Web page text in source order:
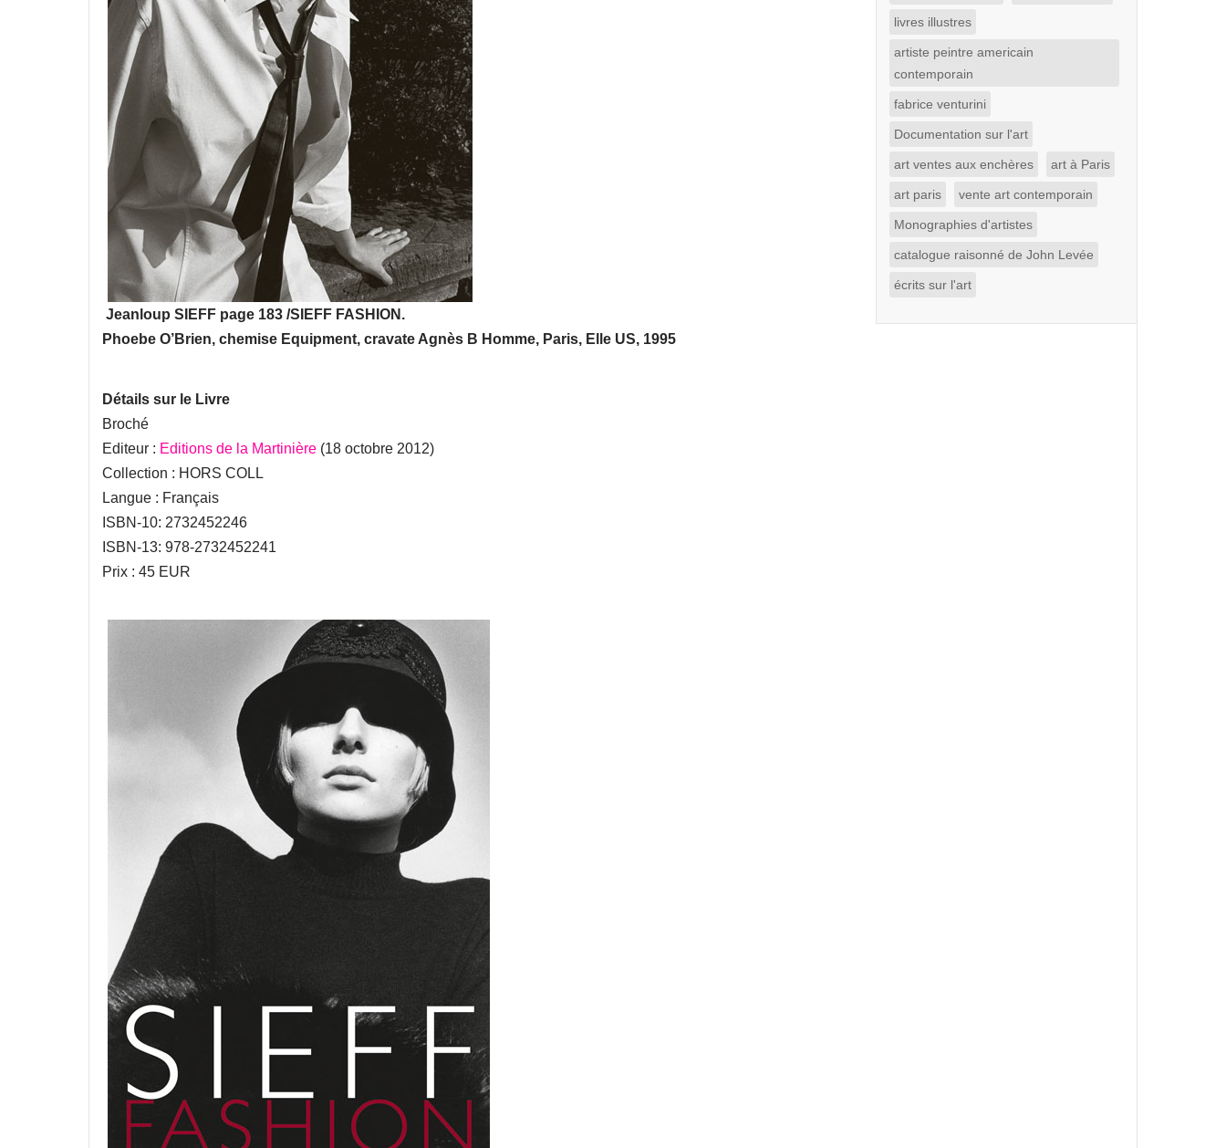
Jeanloup SIEFF page 183 /SIEFF FASHION.
Phoebe O’Brien, chemise Equipment, cravate Agnès B Homme, Paris, Elle US, 1995
Détails sur le Livre
Broché
Editeur : Editions de la Martinière (18 octobre 2012)
Collection : HORS COLL
Langue : Français
ISBN-10: 2732452246
ISBN-13: 978-2732452241
Prix : 45 EUR
livres illustres
artiste peintre americain
contemporain
fabrice venturini
Documentation sur l'art
art ventes aux enchères art à Paris
art paris vente art contemporain
Monographies d'artistes
catalogue raisonné de John Levée
écrits sur l'art